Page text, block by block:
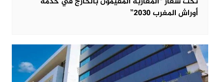
أوراش المغرب 2030”